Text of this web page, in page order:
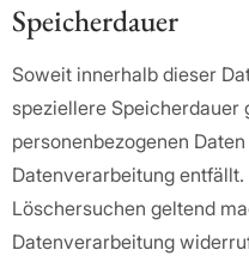
Speicherdauer
Soweit innerhalb dieser
speziellere Speicherdauer
personenbezogenen
Datenverarbeitung
Löschersuchen geltend
Datenverarbeitung